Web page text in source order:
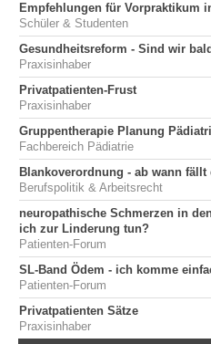
Empfehlungen für Vorpraktikum
Schüler & Studenten
Gesundheitsreform - Sind wir
Praxisinhaber
Privatpatienten-Frust
Praxisinhaber
Gruppentherapie Planung
Fachbereich Pädiatrie
Blankoverordnung - ab wann fällt
Berufspolitik & Arbeitsrecht
neuropathische Schmerzen in
ich zur Linderung tun?
Patienten-Forum
SL-Band Ödem - ich komme
Patienten-Forum
Privatpatienten Sätze
Praxisinhaber